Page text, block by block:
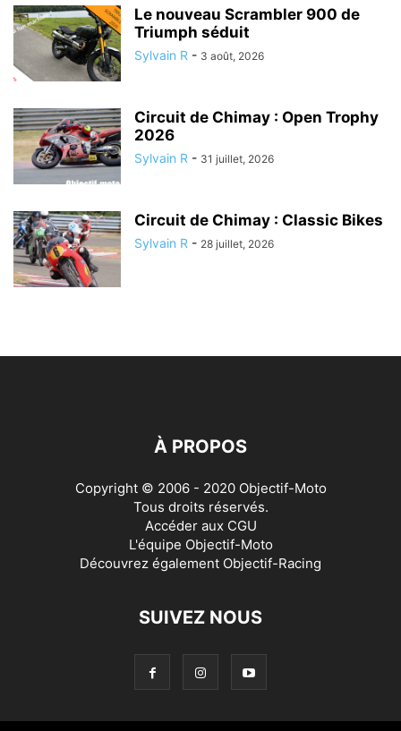
Le nouveau Scrambler 900 de
Triumph séduit
Sylvain R - 3 août, 2026
Circuit de Chimay : Open Trophy
2026
Sylvain R - 31 juillet, 2026
Circuit de Chimay : Classic Bikes
Sylvain R - 28 juillet, 2026
À PROPOS
Copyright © 2006 - 2020 Objectif-Moto
Tous droits réservés.
Accéder aux CGU
L'équipe Objectif-Moto
Découvrez également Objectif-Racing
SUIVEZ NOUS